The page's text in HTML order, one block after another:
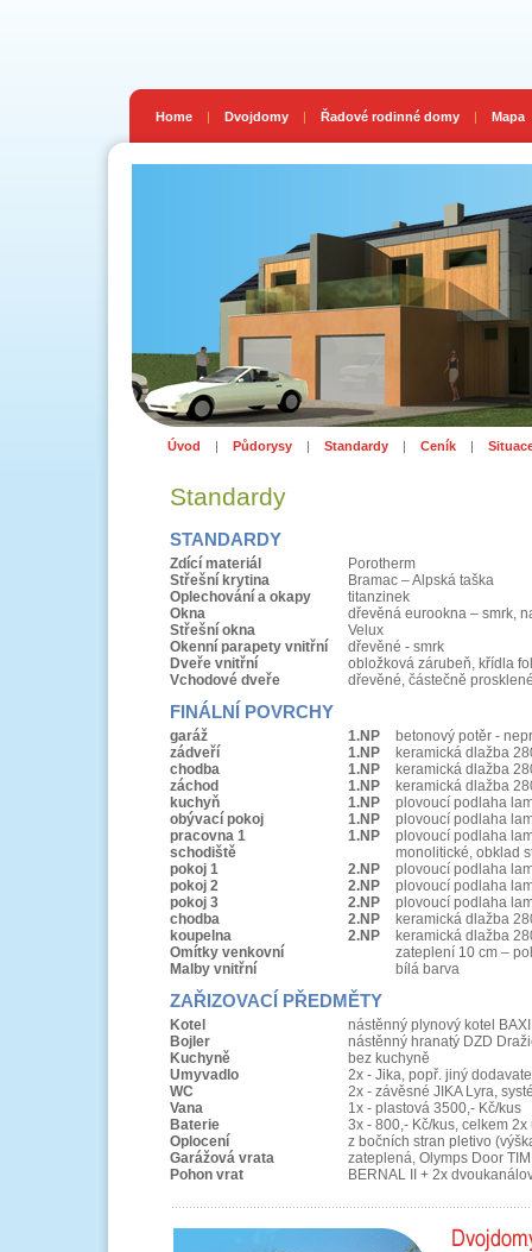
Home | Dvojdomy | Řadové rodinné domy | Mapa
Úvod | Půdorysy | Standardy | Ceník |
Standardy
STANDARDY
Zdící materiál
Porotherm
Střešní krytina
Bramac – Alpská taška
Oplechování a okapy
titanzinek
Okna
dřevěná eurookna – smrk,
Střešní okna
Velux
Okenní parapety vnitřní
dřevěné - smrk
Dveře vnitřní
obložková zárubeň, křídla
Vchodové dveře
dřevěné, částečně
FINÁLNÍ POVRCHY
garáž 1.NP
betonový potěr -
zádveří
1.NP
keramická dlažba
chodba
1.NP
keramická dlažba
záchod
1.NP
keramická dlažba
kuchyň
1.NP
plovoucí podlaha
obývací pokoj
1.NP
plovoucí podlaha
pracovna 1
1.NP
plovoucí podlaha
schodiště
monolitické, obklad
pokoj 1
2.NP
plovoucí podlaha
pokoj 2
2.NP
plovoucí podlaha
pokoj 3
2.NP
plovoucí podlaha
chodba
2.NP
keramická dlažba
koupelna
2.NP
keramická dlažba
Omítky venkovní
zateplení 10 cm –
Malby vnitřní
bílá barva
ZAŘIZOVACÍ PŘEDMĚTY
Kotel
nástěnný plynový kotel
Bojler
nástěnný hranatý DZD
Kuchyně
bez kuchyně
Umyvadlo
2x - Jika, popř. jiný
WC
2x - závěsné JIKA Lyra,
Vana
1x - plastová 3500,- Kč/kus
Baterie
3x - 800,- Kč/kus, celkem
Oplocení
z bočních stran pletivo
Garážová vrata
zateplená, Olymps Door
Pohon vrat
BERNAL II + 2x